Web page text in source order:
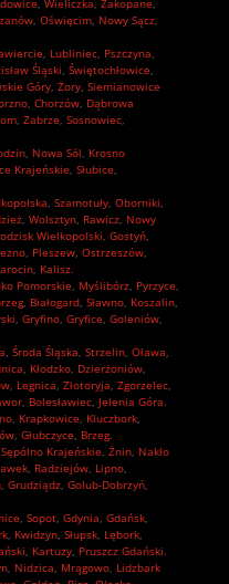
, Wieliczka, Zakopane,
, Oświęcim, Nowy Sącz,
, Lubliniec, Pszczyna,
Śląski, Świętochłowice,
Góry, Żory, Siemianowice
, Chorzów, Dąbrowa
, Zabrze, Sosnowiec,
, Nowa Sól, Krosno
Krajeńskie, Słubice,
, Szamotuły, Oborniki,
, Wolsztyn, Rawicz, Nowy
Wielkopolski, Gostyń,
, Pleszew, Ostrzeszów,
, Kalisz.
Pomorskie, Myślibórz, Pyrzyce,
, Białogard, Sławno, Koszalin,
, Gryfino, Gryfice, Goleniów,
, Środa Śląska, Strzelin, Oława,
, Kłodzko, Dzierżoniów,
, Legnica, Złotoryja, Zgorzelec,
, Bolesławiec, Jelenia Góra.
, Krapkowice, Kluczbork,
, Głubczyce, Brzeg.
Sępólno Krajeńskie, Żnin, Nakło
, Radziejów, Lipno,
, Grudziądz, Golub-Dobrzyń,
, Sopot, Gdynia, Gdańsk,
, Kwidzyn, Słupsk, Lębork,
, Kartuzy, Pruszcz Gdański.
, Nidzica, Mrągowo, Lidzbark